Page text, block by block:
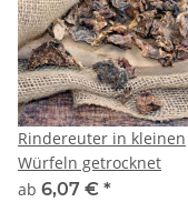
Rindereuter in kleinen
Würfeln getrocknet
ab 6,07 € *